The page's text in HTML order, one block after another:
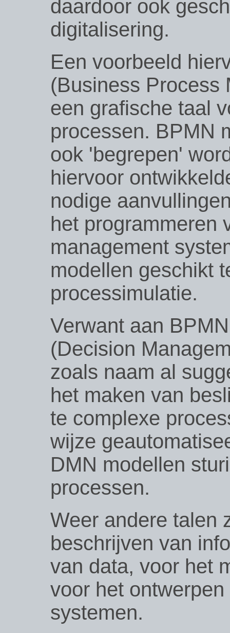
daardoor ook
digitalisering.
Een voorbeeld
(Business Process
een grafische taal
processen. BPMN
ook 'begrepen'
hiervoor
nodige
het programmeren
management
modellen geschikt
processimulatie.
Verwant aan
(Decision
zoals naam al
het maken van
te complexe
wijze
DMN modellen
processen.
Weer andere talen
beschrijven van
van data, voor het
voor het
systemen.